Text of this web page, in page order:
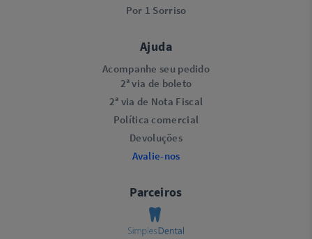
Por 1 Sorriso
Ajuda
Acompanhe seu pedido
2ª via de boleto
2ª via de Nota Fiscal
Política comercial
Devoluções
Avalie-nos
Parceiros